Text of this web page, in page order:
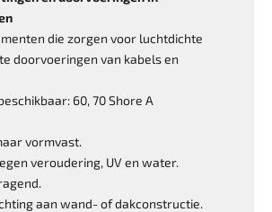
die zorgen voor luchtdichte
doorvoeringen van kabels en
60, 70 Shore A
vormvast.
veroudering, UV en water.
aan wand- of ­dakconstructie.